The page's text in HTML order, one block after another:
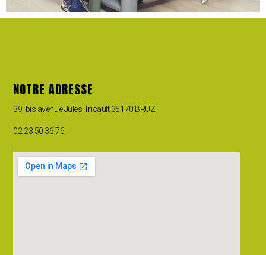
NOTRE ADRESSE
39, bis avenue Jules Tricault 35170 BRUZ
02 23 50 36 76